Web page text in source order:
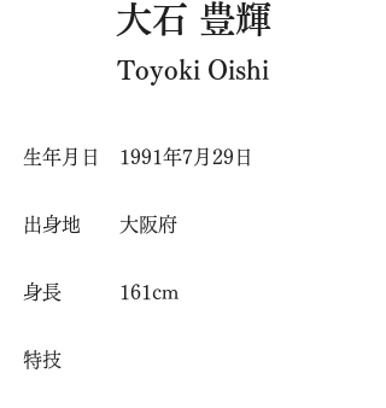
大石 豊輝
Toyoki Oishi
​生年月日 1991年7月29 日
出身地 大阪府
身長 161 cm
特技